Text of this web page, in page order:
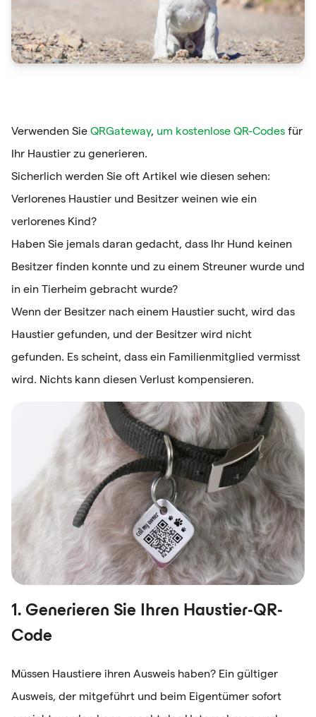
Verwenden Sie QRGateway, um kostenlose QR-Codes für
Ihr Haustier zu generieren.
Sicherlich werden Sie oft Artikel wie diesen sehen:
Verlorenes Haustier und Besitzer weinen wie ein
verlorenes Kind?
Haben Sie jemals daran gedacht, dass Ihr Hund keinen
Besitzer finden konnte und zu einem Streuner wurde und
in ein Tierheim gebracht wurde?
Wenn der Besitzer nach einem Haustier sucht, wird das
Haustier gefunden, und der Besitzer wird nicht
gefunden. Es scheint, dass ein Familienmitglied vermisst
wird. Nichts kann diesen Verlust kompensieren.
1. Generieren Sie Ihren Haustier-QR-
Code
Müssen Haustiere ihren Ausweis haben? Ein gültiger
Ausweis, der mitgeführt und beim Eigentümer sofort